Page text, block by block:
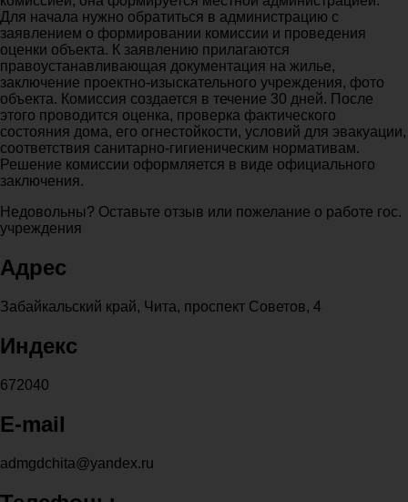
Для начала нужно обратиться в администрацию с
заявлением о формировании комиссии и проведения
оценки объекта. К заявлению прилагаются
правоустанавливающая документация на жилье,
заключение проектно-изыскательного учреждения, фото
объекта. Комиссия создается в течение 30 дней. После
этого проводится оценка, проверка фактического
состояния дома, его огнестойкости, условий для эвакуации,
соответствия санитарно-гигиеническим нормативам.
Решение комиссии оформляется в виде официального
заключения.
Недовольны? Оставьте отзыв или пожелание о работе гос.
учреждения
Адрес
Забайкальский край, Чита, проспект Советов, 4
Индекс
672040
E-mail
admgdchita@yandex.ru